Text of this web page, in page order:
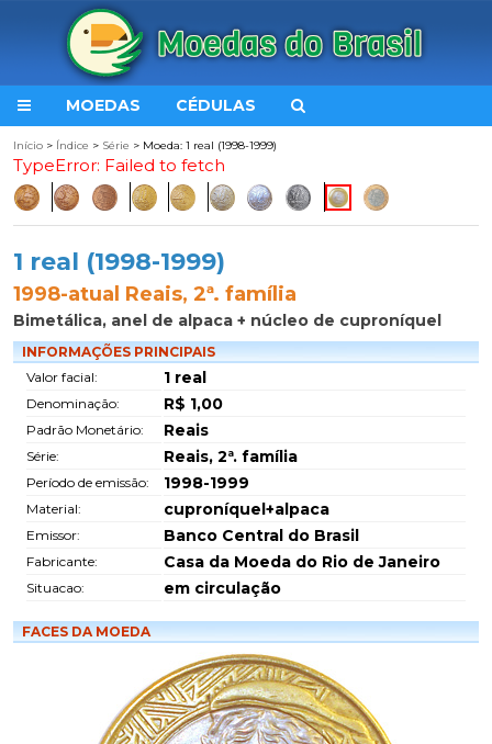
MOEDAS CÉDULAS
Início > Índice > Série > Moeda: 1 real (1998-1999)
TypeError: Failed to fetch
1 real (1998-1999)
1998-atual Reais, 2ª. família
Bimetálica, anel de alpaca + núcleo de cuproníquel
INFORMAÇÕES PRINCIPAIS
Valor facial:
1 real
Denominação: R$ 1,00
Padrão Monetário: Reais
Série: Reais, 2ª. família
Período de emissão: 1998-1999
Material: cuproníquel+alpaca
Emissor: Banco Central do Brasil
Fabricante: Casa da Moeda do Rio de Janeiro
Situacao: em circulação
FACES DA MOEDA